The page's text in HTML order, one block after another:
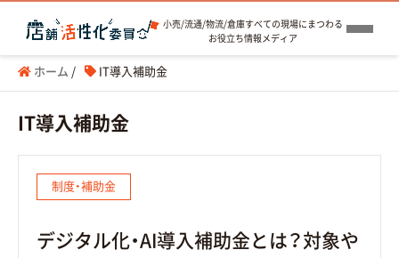
小売/流通/物流/倉庫すべての現場にまつわる
お役立ち情報メディア
ホーム / IT導入補助金
IT導入補助金
制度・補助金
デジタル化・AI導入補助金とは？対象や